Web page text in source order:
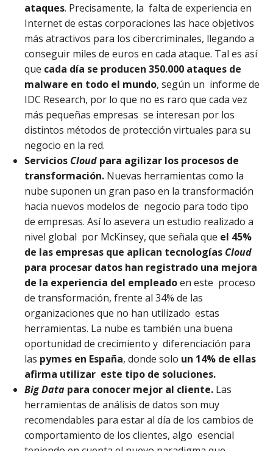
ataques. Precisamente, la falta de experiencia en
Internet de estas corporaciones las hace objetivos
más atractivos para los cibercriminales, llegando a
conseguir miles de euros en cada ataque. Tal es así
que cada día se producen 350.000 ataques de
malware en todo el mundo, según un informe de
IDC Research, por lo que no es raro que cada vez
más pequeñas empresas se interesan por los
distintos métodos de protección virtuales para su
negocio en la red.
Servicios Cloud para agilizar los procesos de
transformación. Nuevas herramientas como la
nube suponen un gran paso en la transformación
hacia nuevos modelos de negocio para todo tipo
de empresas. Así lo asevera un estudio realizado a
nivel global por McKinsey, que señala que el 45%
de las empresas que aplican tecnologías Cloud
para procesar datos han registrado una mejora
de la experiencia del empleadoen este proceso
de transformación, frente al 34% de las
organizaciones que no han utilizado estas
herramientas. La nube es también una buena
oportunidad de crecimiento y diferenciación para
las pymes en España, donde solo un 14% de ellas
afirma utilizar este tipo de soluciones.
Big Data para conocer mejor al cliente. Las
herramientas de análisis de datos son muy
recomendables para estar al día de los cambios de
comportamiento de los clientes, algo esencial